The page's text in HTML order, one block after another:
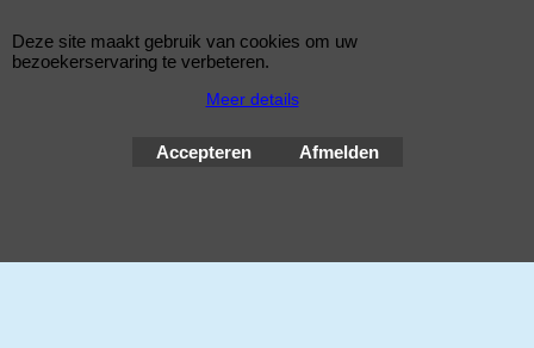
Webwinkel gemaakt met
ShopFactory webwinkel
software.
Deze site maakt gebruik van cookies om uw
bezoekerservaring te verbeteren.
Meer details
Accepteren Afmelden